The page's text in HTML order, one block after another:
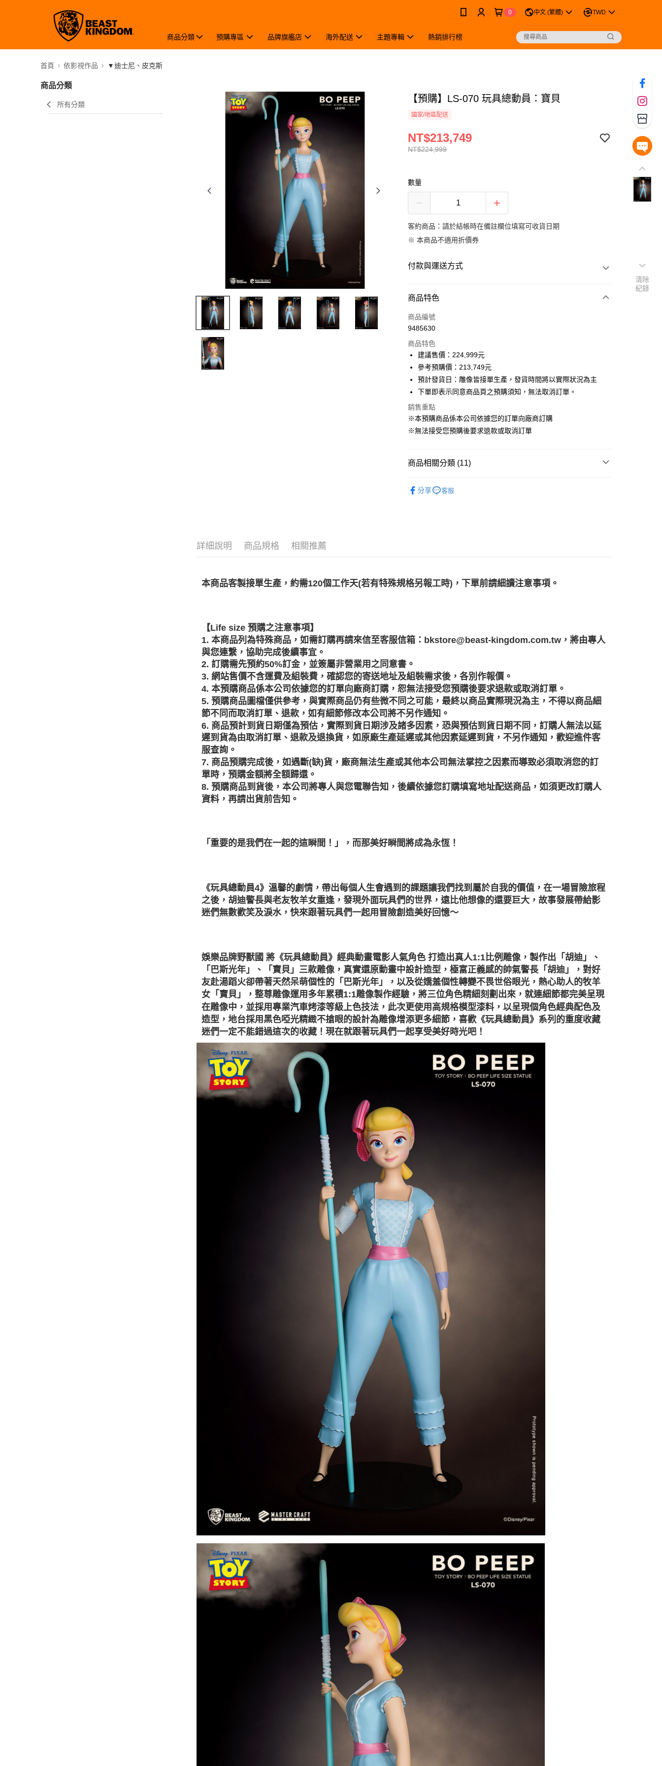
0 中文 (繁體) TWD
商品分類 預購專區 品牌旗艦店 海外配送 主題專輯 熱銷排行榜
首頁 依影視作品 ▼迪士尼、皮克斯
商品分類
所有分類
【預購】LS-070 玩具總動員：寶貝
國家/地區配送
NT$224,999
NT$213,749
數量
客約商品：請於結帳時在備註欄位填寫可收貨日期
※ 本商品不適用折價券
付款與運送方式
付款方式
信用卡一次付款
Apple Pay
悠遊付
Google Pay
ATM付款
預購專用-海外宅配
商品特色
商品編號
9485630
商品特色
建議售價：224,999元
參考預購價：213,749元
預計發貨日：雕像皆接單生產，發貨時間將以實際狀況為主
下單即表示同意商品頁之預購須知，無法取消訂單。
銷售重點
※本預購商品係本公司依據您的訂單向廠商訂購
※無法接受您預購後要求退款或取消訂單
商品相關分類 (11)
🔥預購新品專區｜分期0利率 ▼BEAST KINGDOM野獸國
依作品角色 皮克斯 寶貝
分享 客服
詳細說明 商品規格 相關推薦
本商品客製接單生產，約需120個工作天(若有特殊規格另報工時)，下單前請細讀注意事項。
【Life size 預購之注意事項】
1. 本商品列為特殊商品，如需訂購再請來信至客服信箱：bkstore@beast-kingdom.com.tw，將由專人
與您連繫，協助完成後續事宜。
2. 訂購需先預約50%訂金，並簽屬非營業用之同意書。
3. 網站售價不含運費及組裝費，確認您的寄送地址及組裝需求後，各別作報價。
4. 本預購商品係本公司依據您的訂單向廠商訂購，恕無法接受您預購後要求退款或取消訂單。
5. 預購商品圖檔僅供參考，與實際商品仍有些微不同之可能，最終以商品實際現況為主，不得以商品細
節不同而取消訂單、退款，如有細節修改本公司將不另作通知。
6. 商品預計到貨日期僅為預估，實際到貨日期涉及諸多因素，恐與預估到貨日期不同，訂購人無法以延
遲到貨為由取消訂單、退款及退換貨，如原廠生產延遲或其他因素延遲到貨，不另作通知，歡迎進件客
服查詢。
7. 商品預購完成後，如遇斷(缺)貨，廠商無法生產或其他本公司無法掌控之因素而導致必須取消您的訂
單時，預購金額將全額歸還。
8. 預購商品到貨後，本公司將專人與您電聯告知，後續依據您訂購填寫地址配送商品，如須更改訂購人
資料，再請出貨前告知。
「重要的是我們在一起的這瞬間！」，而那美好瞬間將成為永恆！
《玩具總動員4》溫馨的劇情，帶出每個人生會遇到的課題讓我們找到屬於自我的價值，在一場冒險旅程
之後，胡迪警長與老友牧羊女重逢，發現外面玩具們的世界，遠比他想像的還要巨大，故事發展帶給影
迷們無數歡笑及淚水，快來跟著玩具們一起用冒險創造美好回憶～
娛樂品牌野獸國 將《玩具總動員》經典動畫電影人氣角色 打造出真人1:1比例雕像，製作出「胡迪」、
「巴斯光年」、「寶貝」三款雕像，真實還原動畫中設計造型，極富正義感的帥氣警長「胡迪」，對好
友赴湯蹈火卻帶著天然呆萌個性的「巴斯光年」，以及從嬌羞個性轉變不畏世俗眼光，熱心助人的牧羊
女「寶貝」，整尊雕像運用多年累積1:1雕像製作經驗，將三位角色精細刻劃出來，就連細節都完美呈現
在雕像中，並採用專業汽車烤漆等級上色技法，此次更使用高規格模型漆料，以呈現個角色經典配色及
造型，地台採用黑色啞光精緻不搶眼的設計為雕像增添更多細節，喜歡《玩具總動員》系列的重度收藏
迷們一定不能錯過這次的收藏！現在就跟著玩具們一起享受美好時光吧！
清除
紀錄